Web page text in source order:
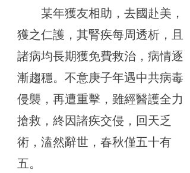
某年獲友相助，去國赴美，
獲之仁護，其腎疾每周透析，且
諸病均長期獲免費救治，病情逐
漸趨穩。不意庚子年遇中共病毒
侵襲，再遭重擊，雖經醫護全力
搶救，終因諸疾交侵，回天乏
術，溘然辭世，春秋僅五十有
五。